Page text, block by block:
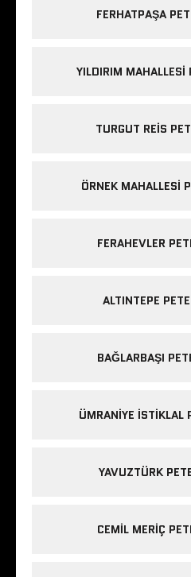
FERHATPAŞA
YILDIRIM MAHALLESI
TURGUT REIS
ÖRNEK MAHALLESI
FERAHEVLER
ALTINTEPE
BAĞLARBAŞI
ÜMRANIYE ISTIKLAL
YAVUZTÜRK
CEMIL MERIÇ